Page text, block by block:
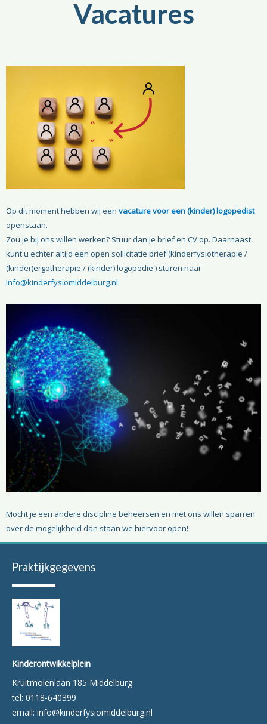
Vacatures
Op dit moment hebben wij een vacature voor een (kinder) logopedist
openstaan.
Zou je bij ons willen werken? Stuur dan je brief en CV op. Daarnaast
kunt u echter altijd een open sollicitatie brief (kinderfysiotherapie /
(kinder)ergotherapie / (kinder) logopedie ) sturen naar
info@kinderfysiomiddelburg.nl
Mocht je een andere discipline beheersen en met ons willen sparren
over de mogelijkheid dan staan we hiervoor open!
Praktijkgegevens
Kinderontwikkelplein
Kruitmolenlaan 185 Middelburg
tel: 0118-640399
email: info@kinderfysiomiddelburg.nl